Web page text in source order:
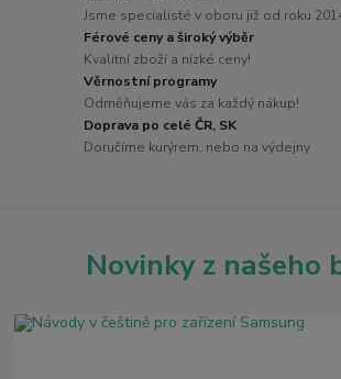
Jsme specialisté v oboru již od roku
Férové ceny a široký výběr
Kvalitní zboží a nízké ceny!
Věrnostní programy
Odměňujeme vás za každý nákup!
Doprava po celé ČR, SK
Doručíme kurýrem, nebo na výdejny
Novinky z našeho